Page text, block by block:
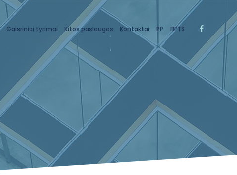
Gaisriniai tyrimai Kitos paslaugos Kontaktai PP BPTS